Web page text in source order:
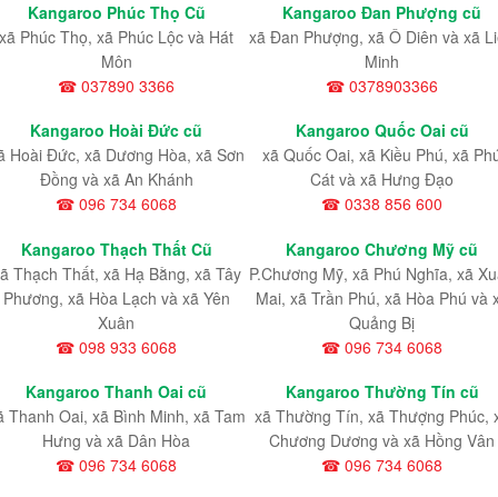
Kangaroo Phúc Thọ Cũ
xã Phúc Thọ, xã Phúc Lộc và Hát
Môn
☎ 037890 3366
Kangaroo Đan Phượng cũ
xã Đan Phượng, xã Ô Diên và xã
Minh
☎ 0378903366
Kangaroo Hoài Đức cũ
Hoài Đức, xã Dương Hòa, xã Sơn
Đồng và xã An Khánh
☎ 096 734 6068
Kangaroo Quốc Oai cũ
xã Quốc Oai, xã Kiều Phú, xã
Cát và xã Hưng Đạo
☎ 0338 856 600
Kangaroo Thạch Thất Cũ
Thạch Thất, xã Hạ Bằng, xã Tây
Phương, xã Hòa Lạch và xã Yên
Xuân
☎ 098 933 6068
Kangaroo Chương Mỹ cũ
P.Chương Mỹ, xã Phú Nghĩa, xã
Mai, xã Trần Phú, xã Hòa Phú và
Quảng Bị
☎ 096 734 6068
Kangaroo Thanh Oai cũ
Thanh Oai, xã Bình Minh, xã Tam
Hưng và xã Dân Hòa
☎ 096 734 6068
Kangaroo Thường Tín cũ
xã Thường Tín, xã Thượng Phúc,
Chương Dương và xã Hồng Vân
☎ 096 734 6068